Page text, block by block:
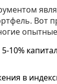
Вот
10%
в